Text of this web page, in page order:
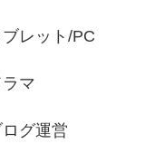
ブレット/PC
ラマ
ログ運営